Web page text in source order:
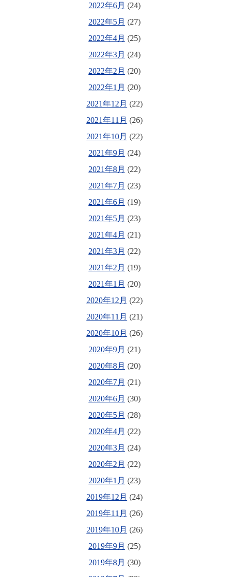
2022年6月 (24)
2022年5月 (27)
2022年4月 (25)
2022年3月 (24)
2022年2月 (20)
2022年1月 (20)
2021年12月 (22)
2021年11月 (26)
2021年10月 (22)
2021年9月 (24)
2021年8月 (22)
2021年7月 (23)
2021年6月 (19)
2021年5月 (23)
2021年4月 (21)
2021年3月 (22)
2021年2月 (19)
2021年1月 (20)
2020年12月 (22)
2020年11月 (21)
2020年10月 (26)
2020年9月 (21)
2020年8月 (20)
2020年7月 (21)
2020年6月 (30)
2020年5月 (28)
2020年4月 (22)
2020年3月 (24)
2020年2月 (22)
2020年1月 (23)
2019年12月 (24)
2019年11月 (26)
2019年10月 (26)
2019年9月 (25)
2019年8月 (30)